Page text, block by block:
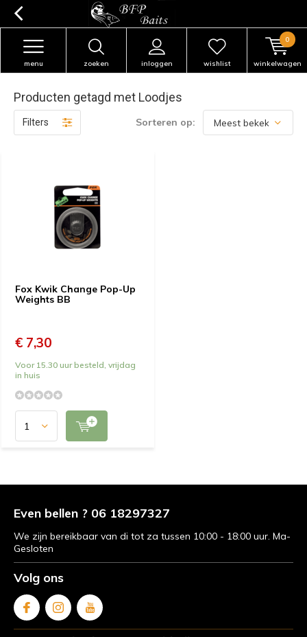
zoeken inloggen
menu wishlist winkelwagen
0
Producten getagd met Loodjes
Filters Sorteren op:
Fox Kwik Change Pop-Up
Weights BB
€ 7,30
Voor 15.30 uur besteld, vrijdag
in huis
Even bellen ? 06 18297327
We zijn bereikbaar van di tot za tussen 10:00 - 18:00 uur. Ma-
Gesloten
Volg ons